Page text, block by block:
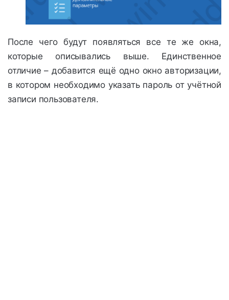
После чего будут появляться все те же окна,
которые описывались выше. Единственное
отличие – добавится ещё одно окно авторизации,
в котором необходимо указать пароль от учётной
записи пользователя.